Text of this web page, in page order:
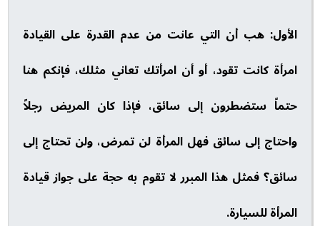
الأول: هب أن التي عانت من عدم القدرة على القيادة
امرأة كانت تقود، أو أن امرأتك تعاني مثلك، فإنكم هنا
حتماً ستضطرون إلى سائق، فإذا كان المريض رجلاً
واحتاج إلى سائق فهل المرأة لن تمرض، ولن تحتاج إلى
سائق؟ فمثل هذا المبرر لا تقوم به حجة على جواز قيادة
المرأة للسيارة.